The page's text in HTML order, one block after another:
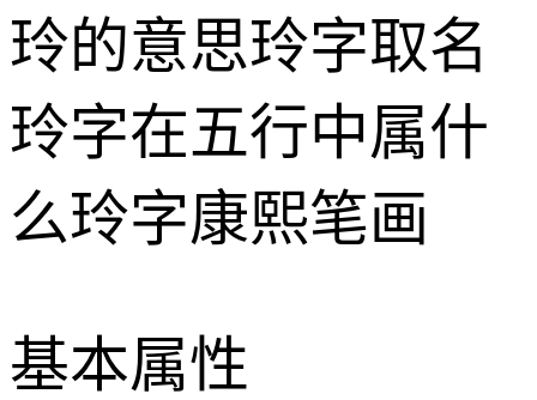
玲的意思玲字取名
玲字在五行中属什
么玲字康熙笔画
基本属性